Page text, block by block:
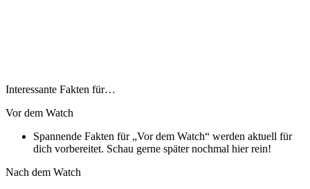
Interessante Fakten für…
Vor dem Watch
Spannende Fakten für „Vor dem Watch“ werden aktuell für
dich vorbereitet. Schau gerne später nochmal hier rein!
Nach dem Watch